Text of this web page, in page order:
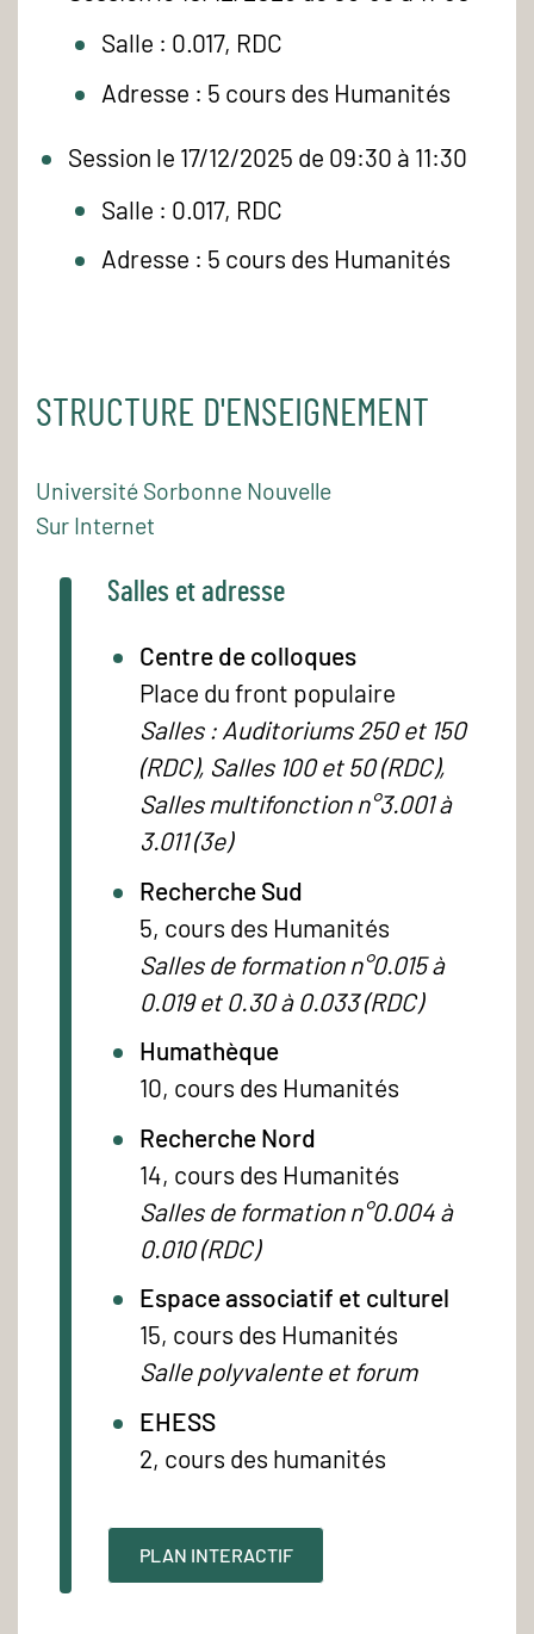
Salle : 0.017, RDC
Adresse : 5 cours des Humanités
Session le 17/12/2025 de 09:30 à 11:30
Salle : 0.017, RDC
Adresse : 5 cours des Humanités
STRUCTURE D'ENSEIGNEMENT
Université Sorbonne Nouvelle
Sur Internet
Salles et adresse
Centre de colloques
Place du front populaire
Salles : Auditoriums 250 et 150
(RDC), Salles 100 et 50 (RDC),
Salles multifonction n°3.001 à
3.011 (3e)
Recherche Sud
5, cours des Humanités
Salles de formation n°0.015 à
0.019 et 0.30 à 0.033 (RDC)
Humathèque
10, cours des Humanités
Recherche Nord
14, cours des Humanités
Salles de formation n°0.004 à
0.010 (RDC)
Espace associatif et culturel
15, cours des Humanités
Salle polyvalente et forum
EHESS
2, cours des humanités
PLAN INTERACTIF